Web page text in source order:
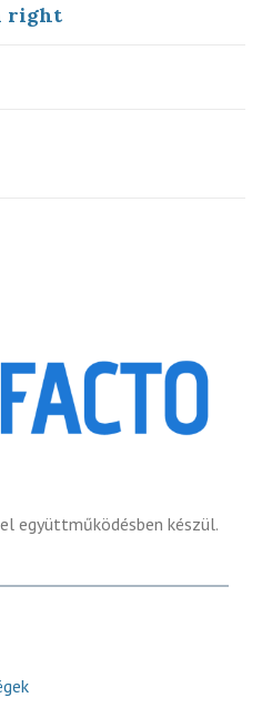
right
együttműködésben készül.